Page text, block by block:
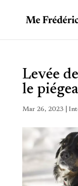
Levée
le
Mar 26, 2023